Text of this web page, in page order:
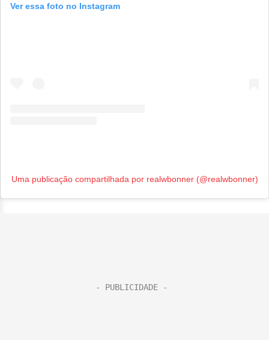
Ver essa foto no Instagram
Uma publicação compartilhada por realwbonner (@realwbonner)